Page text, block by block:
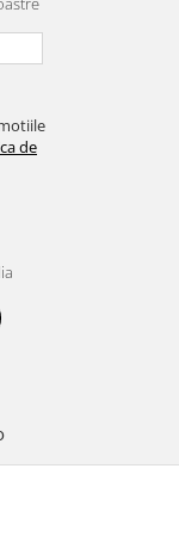
de